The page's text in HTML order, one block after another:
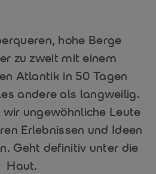
hohe Berge
zu zweit mit einem
Atlantik in 50 Tagen
andere als langweilig.
ungewöhnliche Leute
Erlebnissen und Ideen
Geht definitiv unter die
Haut.